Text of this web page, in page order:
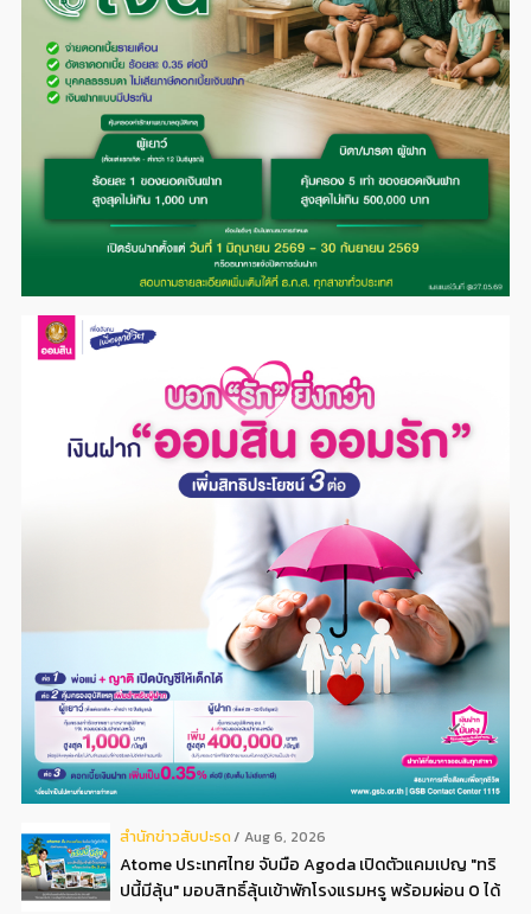
สํานักข่าวสับปะรด Aug 6, 2026
Atome ประเทศไทย จับมือ Agoda เปิดตัวแคมเปญ "ทริ
ปนี้มีลุ้น" มอบสิทธิ์ลุ้นเข้าพักโรงแรมหรู พร้อมผ่อน 0 ได้